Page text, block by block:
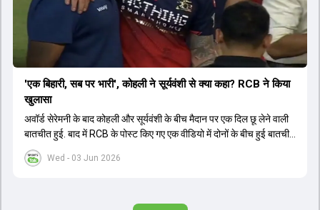
Wed - 03 Jun 2026
'एक बिहारी, सब पर भारी', कोहली ने सूर्यवंशी से क्या कहा? RCB ने किया
खुलासा
अवॉर्ड सेरेमनी के बाद कोहली और सूर्यवंशी के बीच मैदान पर एक दिल छू लेने वाली
बातचीत हुई. बाद में RCB के पोस्ट किए गए एक वीडियो में दोनों के बीच हुई बातचीत
का खुलासा हुआ.